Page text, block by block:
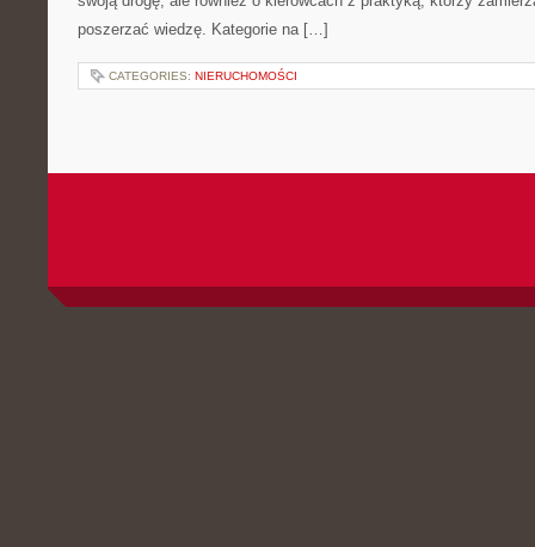
poszerzać wiedzę. Kategorie na […]
CATEGORIES: NIERUCHOMOŚCI